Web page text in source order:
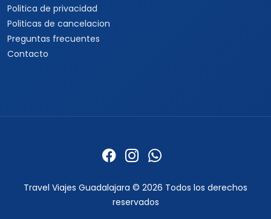
Politica de privacidad
Politicas de cancelacion
Preguntas frecuentes
Contacto
Travel Viajes Guadalajara © 2026 Todos los derechos
reservados